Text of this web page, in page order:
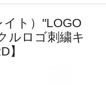
イト）"LOGO
ルロゴ刺繍キ
】